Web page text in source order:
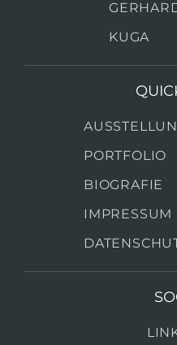
KUGA
PORTFOLIO
BIOGRAFIE
IMPRESSUM